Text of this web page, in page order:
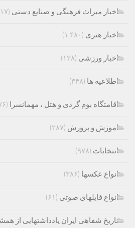
اخبار میراث فرهنگی و صنایع دستی (۱,۴۱۷)
اخبار هنری (۱,۴۸۰)
اخبار ورزشی (۱۲۸)
اطلاعیه ها (۳۴۸)
اقامتگاه بوم گردی و هتل ، مهمانسرا (۷۶)
اموزش و پرورش (۲۸۷)
انتخابات (۹۷۸)
انواع عکسها (۳۸۶)
انواع فایلهای صوتی (۶۱)
تاریخ شفاهی ایران یادداشتهایی از